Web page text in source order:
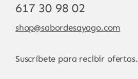
617 30 98 02
shop@sabordesayago.com
Suscríbete para recibir ofertas.